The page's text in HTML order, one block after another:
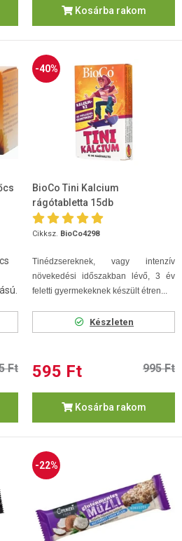
Kosárba rakom
Ft
-40%
BioCo Tini Kalcium
rágótabletta 15db
Cikksz. BioCo4298
Tinédzsereknek, vagy intenzív
növekedési időszakban lévő, 3 év
feletti gyermekeknek készült étren...
Készleten
595 Ft 995 Ft
Kosárba rakom
-22%